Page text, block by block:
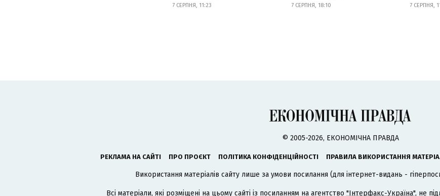
7 СЕРПНЯ, 11:23 7 СЕРПНЯ, 18:10 7 СЕРПНЯ,
© 2005-2026, ЕКОНОМІЧНА ПРАВДА
РЕКЛАМА НА САЙТІ ПРО ПРОЄКТ ПОЛІТИКА КОНФІДЕНЦІЙНОСТІ ПРАВИЛА ВИКОРИСТАННЯ
Використання матеріалів сайту лише за умови посилання (для інтернет-видань -
Всі матеріали, які розміщені на цьому сайті із посиланням на агентство "Інтерфакс-Україна", не